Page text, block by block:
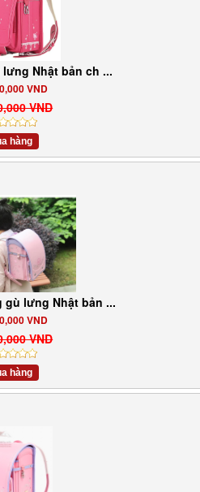
Nhật bản ch ...
VND
VND
hàng
gù lưng Nhật bản ...
VND
VND
hàng